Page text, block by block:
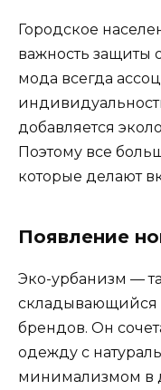
Городское
важность защиты
мода всегда
добавляется
Поэтому все
которые делают
Появление
Эко-урбанизм —
складывающийся
брендов. Он
одежду с
минимализмом в